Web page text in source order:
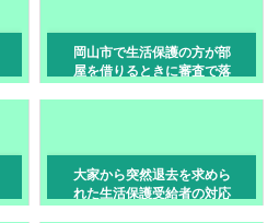
岡山市で生活保護の方が部
屋を借りるときに審査で落
大家から突然退去を求めら
れた生活保護受給者の対応